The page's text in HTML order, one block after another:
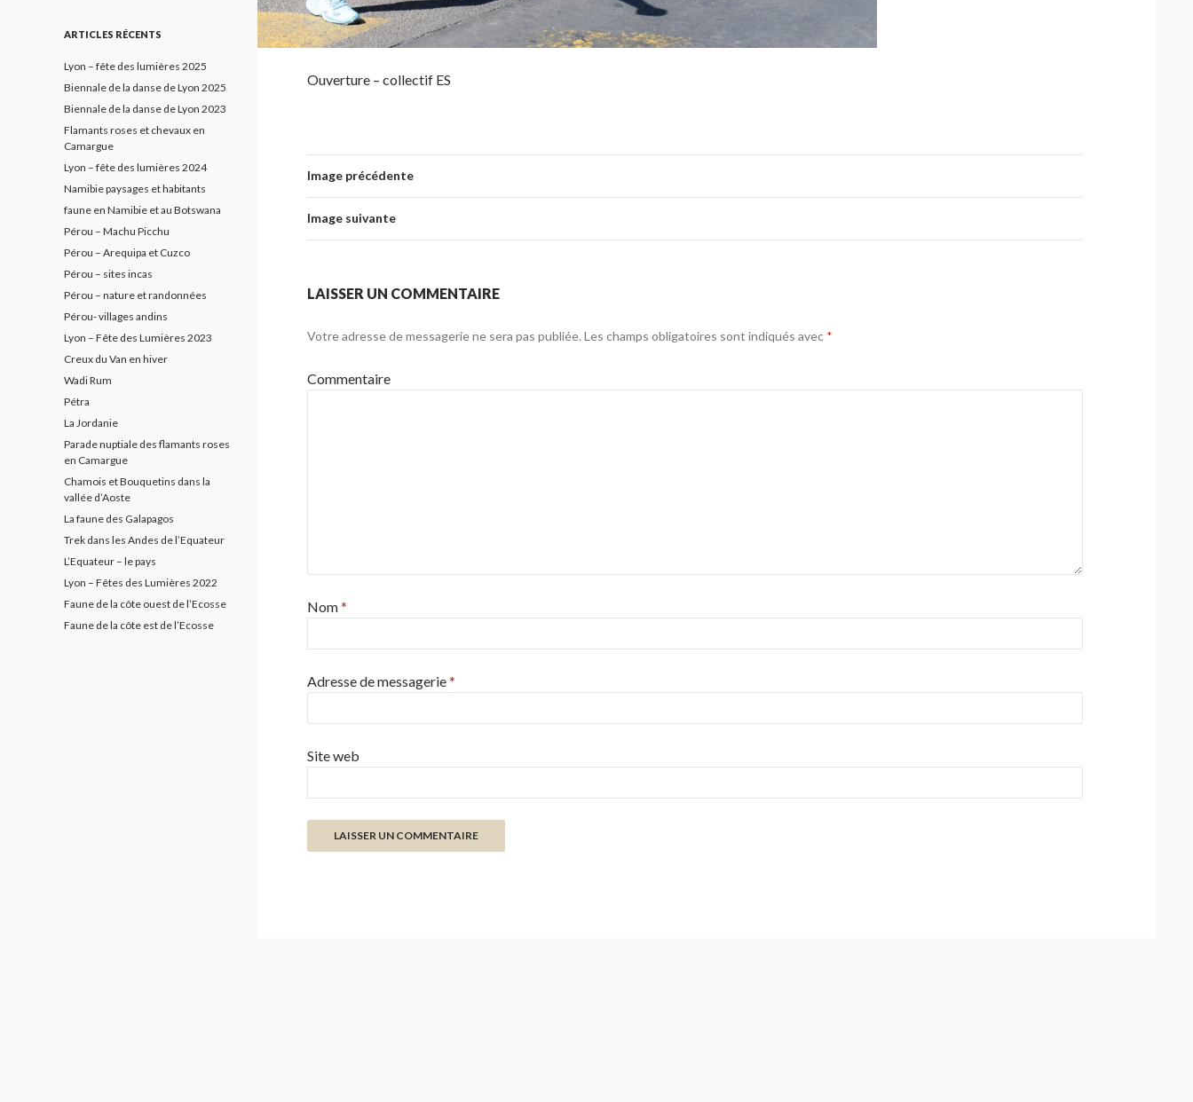
Ouverture – collectif ES
Image précédente
Image suivante
LAISSER UN COMMENTAIRE
Votre adresse de messagerie ne sera pas publiée.Les champs obligatoires sont indiqués avec *
Commentaire
Nom*
Adresse de messagerie*
Site web
ARTICLES RÉCENTS
Lyon – fête des lumières 2025
Biennale de la danse de Lyon 2025
Biennale de la danse de Lyon 2023
Flamants roses et chevaux en
Camargue
Lyon – fête des lumières 2024
Namibie paysages et habitants
faune en Namibie et au Botswana
Pérou – Machu Picchu
Pérou – Arequipa et Cuzco
Pérou – sites incas
Pérou – nature et randonnées
Pérou- villages andins
Lyon – Fête des Lumières 2023
Creux du Van en hiver
Wadi Rum
Pétra
La Jordanie
Parade nuptiale des flamants roses
en Camargue
Chamois et Bouquetins dans la
vallée d’Aoste
La faune des Galapagos
Trek dans les Andes de l’Equateur
L’Equateur – le pays
Lyon – Fêtes des Lumières 2022
Faune de la côte ouest de l’Ecosse
Faune de la côte est de l’Ecosse